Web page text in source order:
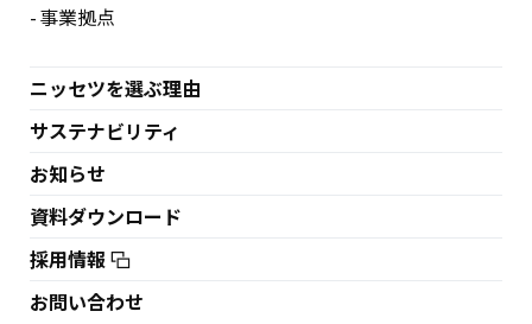
事業拠点
ニッセツを選ぶ理由
サステナビリティ
お知らせ
資料ダウンロード
採用情報
お問い合わせ